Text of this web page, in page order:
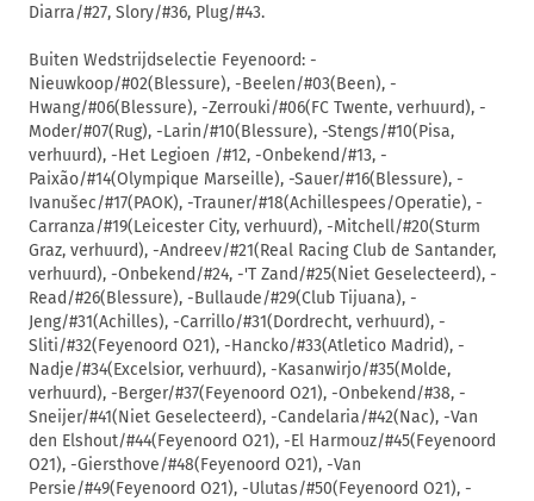
Diarra/#27, Slory/#36, Plug/#43.
Buiten Wedstrijdselectie Feyenoord: -
Nieuwkoop/#02(Blessure), -Beelen/#03(Been), -
Hwang/#06(Blessure), -Zerrouki/#06(FC Twente, verhuurd), -
Moder/#07(Rug), -Larin/#10(Blessure), -Stengs/#10(Pisa,
verhuurd), -Het Legioen /#12, -Onbekend/#13, -
Paixão/#14(Olympique Marseille), -Sauer/#16(Blessure), -
Ivanušec/#17(PAOK), -Trauner/#18(Achillespees/Operatie), -
Carranza/#19(Leicester City, verhuurd), -Mitchell/#20(Sturm
Graz, verhuurd), -Andreev/#21(Real Racing Club de Santander,
verhuurd), -Onbekend/#24, -'T Zand/#25(Niet Geselecteerd), -
Read/#26(Blessure), -Bullaude/#29(Club Tijuana), -
Jeng/#31(Achilles), -Carrillo/#31(Dordrecht, verhuurd), -
Sliti/#32(Feyenoord O21), -Hancko/#33(Atletico Madrid), -
Nadje/#34(Excelsior, verhuurd), -Kasanwirjo/#35(Molde,
verhuurd), -Berger/#37(Feyenoord O21), -Onbekend/#38, -
Sneijer/#41(Niet Geselecteerd), -Candelaria/#42(Nac), -Van
den Elshout/#44(Feyenoord O21), -El Harmouz/#45(Feyenoord
O21), -Giersthove/#48(Feyenoord O21), -Van
Persie/#49(Feyenoord O21), -Ulutas/#50(Feyenoord O21), -